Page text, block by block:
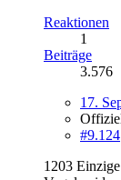
Reaktionen
1
Beiträge
3.576
17.
#9.124
1203